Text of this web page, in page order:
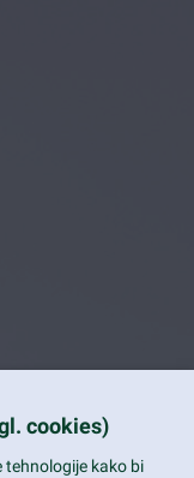
cookies)
tehnologije kako bi